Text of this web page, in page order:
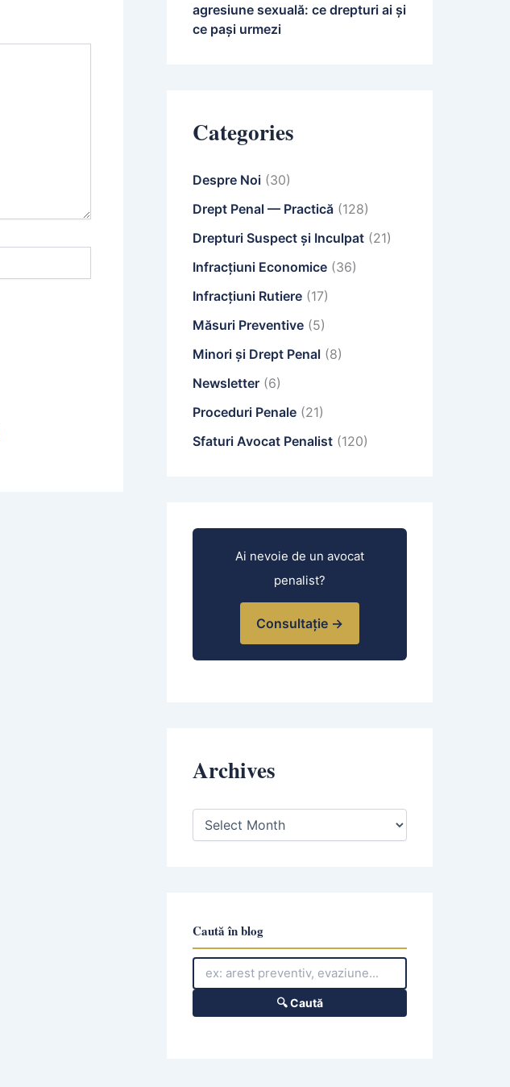
agresiune sexuală: ce drepturi ai și
ce pași urmezi
Categories
Despre Noi (30)
Drept Penal — Practică (128)
Drepturi Suspect și Inculpat (21)
Infracțiuni Economice (36)
Infracțiuni Rutiere (17)
Măsuri Preventive (5)
Minori și Drept Penal (8)
Newsletter (6)
Proceduri Penale (21)
Sfaturi Avocat Penalist (120)
Ai nevoie de un avocat
penalist?
Consultație →
Archives
A
s
Caută în blog
🔍 Caută